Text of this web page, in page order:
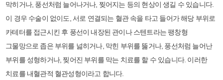
막히거나, 풍선처럼 늘어나거나, 찢어지는 등의 현상이 생길 수 있습니다.
이 경우 수술이 없이도, 서로 연결되는 혈관 속을 타고 들어가 해당 부위로
카테터를 접근시킨 후 풍선이 내장된 관이나 스텐트라는 팽창형
그물망으로 좁은 부위를 넗히거나, 막힌 부위를 뚫거나, 풍선처럼 늘어난
부위를 성형하거나, 찢어진 부위를 막는 치료를 할 수 있습니다. 이러한
치료를 내혈관적 혈관성형이라고 합니다.